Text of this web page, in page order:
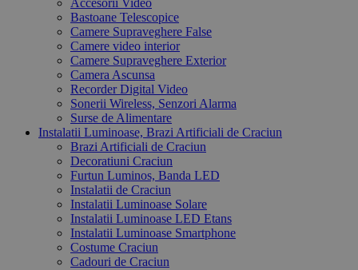
Accesorii Video
Bastoane Telescopice
Camere Supraveghere False
Camere video interior
Camere Supraveghere Exterior
Camera Ascunsa
Recorder Digital Video
Sonerii Wireless, Senzori Alarma
Surse de Alimentare
Instalatii Luminoase, Brazi Artificiali de Craciun
Brazi Artificiali de Craciun
Decoratiuni Craciun
Furtun Luminos, Banda LED
Instalatii de Craciun
Instalatii Luminoase Solare
Instalatii Luminoase LED Etans
Instalatii Luminoase Smartphone
Costume Craciun
Cadouri de Craciun